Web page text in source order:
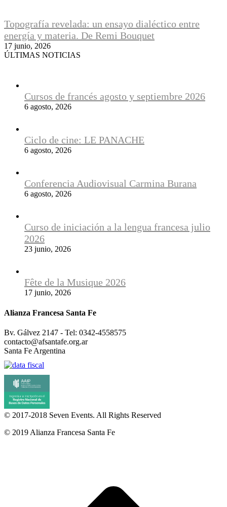
Topografía revelada: un ensayo dialéctico entre
energía y materia. De Remi Bouquet
17 junio, 2026
ÚLTIMAS NOTICIAS
Cursos de francés agosto y septiembre 2026
6 agosto, 2026
Ciclo de cine: LE PANACHE
6 agosto, 2026
Conferencia Audiovisual Carmina Burana
6 agosto, 2026
Curso de iniciación a la lengua francesa julio
2026
23 junio, 2026
Fête de la Musique 2026
17 junio, 2026
Alianza Francesa Santa Fe
Bv. Gálvez 2147 - Tel: 0342-4558575
contacto@afsantafe.org.ar
Santa Fe Argentina
© 2017-2018 Seven Events. All Rights Reserved
© 2019 Alianza Francesa Santa Fe